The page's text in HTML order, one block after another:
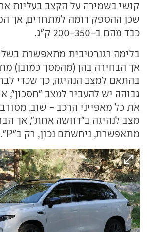
קושי בשמירה על הקצב בעליות
שכן ההספק דומה למתחרים, אך
כבד מהם ב-200-350 ק"ג.
בלימה רגנרטיבית מתאפשרת
אך הבחירה בהן (מהמסך כמובן)
בהתאם למצב הנהיגה, כך שכדי
גבוהה יש להעביר למצב "חסכון",
את כל מאפייני הרכב - שוב,
מצב לנהיגה ב"דוושה אחת", אך
מתאפשרת, ניחשתם נכון, רק ב"P".